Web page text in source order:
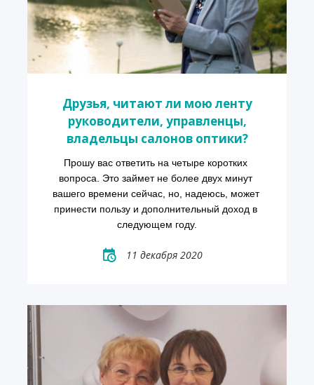
Друзья, читают ли мою ленту
руководители, управленцы,
владельцы салонов оптики?
Прошу вас ответить на четыре коротких
вопроса. Это займет не более двух минут
вашего времени сейчас, но, надеюсь, может
принести пользу и дополнительный доход в
следующем году.
11 декабря 2020